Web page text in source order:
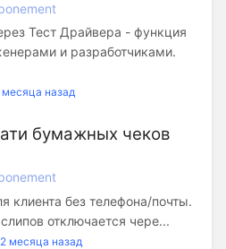
Тест Драйвера - функция
и разработчиками.
назад
бумажных чеков
клиента без телефона/почты.
отключается чере...
месяца назад